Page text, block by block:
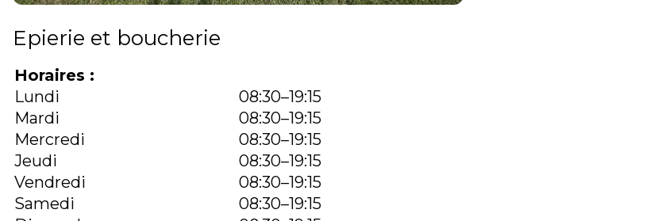
Epierie et boucherie
Horaires :
Lundi
08:30–19:15
Mardi
08:30–19:15
Mercredi
08:30–19:15
Jeudi
08:30–19:15
Vendredi
08:30–19:15
Samedi
08:30–19:15